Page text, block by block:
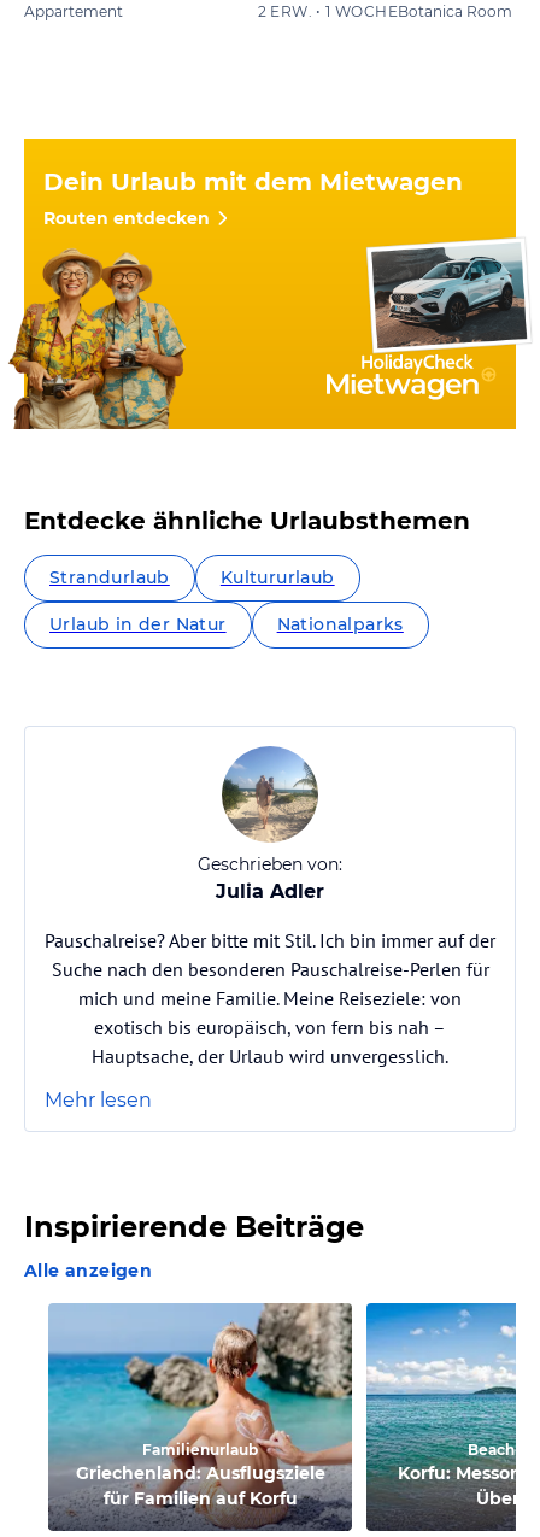
Appartement
2 ERW. • 1 WOCHE
Dein Urlaub mit dem Mietwagen
Routen entdecken
Entdecke ähnliche Urlaubsthemen
Strandurlaub Kultururlaub
Urlaub in der Natur Nationalparks
Geschrieben von:
Julia Adler
Pauschalreise? Aber bitte mit Stil. Ich bin immer auf der
Suche nach den besonderen Pauschalreise-Perlen für
mich und meine Familie. Meine Reiseziele: von
exotisch bis europäisch, von fern bis nah –
Hauptsache, der Urlaub wird unvergesslich.
Mehr lesen
Inspirierende Beiträge
Alle anzeigen
Familienurlaub
Griechenland: Ausflugsziele
für Familien auf Korfu
Beach-
Korfu: